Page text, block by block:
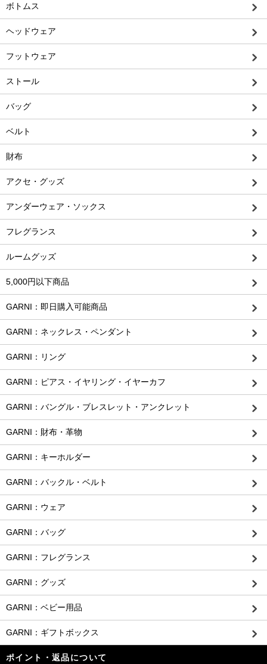
ボトムス
ヘッドウェア
フットウェア
ストール
バッグ
ベルト
財布
アクセ・グッズ
アンダーウェア・ソックス
フレグランス
ルームグッズ
5,000円以下商品
GARNI：即日購入可能商品
GARNI：ネックレス・ペンダント
GARNI：リング
GARNI：ピアス・イヤリング・イヤーカフ
GARNI：バングル・ブレスレット・アンクレット
GARNI：財布・革物
GARNI：キーホルダー
GARNI：バックル・ベルト
GARNI：ウェア
GARNI：バッグ
GARNI：フレグランス
GARNI：グッズ
GARNI：ベビー用品
GARNI：ギフトボックス
ポイント・返品について